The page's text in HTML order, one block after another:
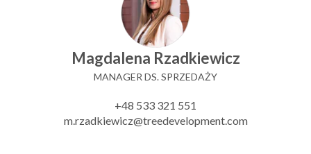
Magdalena Rzadkiewicz
MANAGER DS. SPRZEDAŻY
+48 533 321 551
m.rzadkiewicz@treedevelopment.com